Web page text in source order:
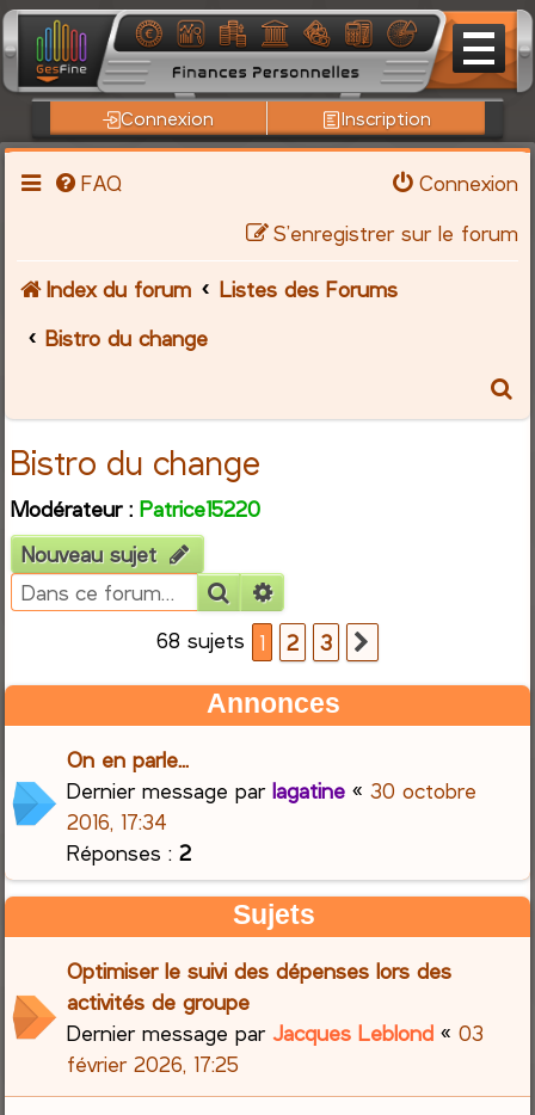
Connexion Inscription
FAQ
Connexion
S’enregistrer sur le forum
Index du forum
Listes des Forums
Bistro du change
c
h
Bistro du change
Modérateur : Patrice15220
Nouveau sujet
Rechercher
68 sujets
1 2 3
Annonces
On en parle...
Dernier message parlagatine «30 octobre
2016, 17:34
Réponses :2
Sujets
Optimiser le suivi des dépenses lors des
activités de groupe
Dernier message parJacques Leblond «03
février 2026, 17:25